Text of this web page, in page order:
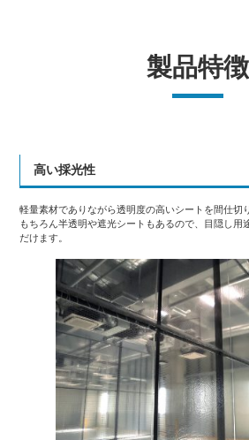
製品特徴
高い採光性
軽量素材でありながら透明度の高いシートを間仕切
もちろん半透明や遮光シートもあるので、目隠し用
だけます。